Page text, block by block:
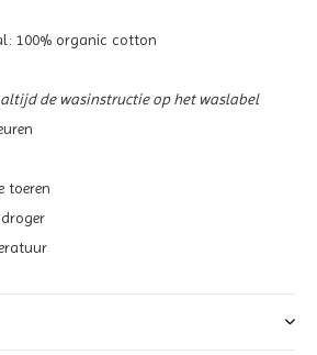
100% organic cotton
de wasinstructie op het waslabel
toeren